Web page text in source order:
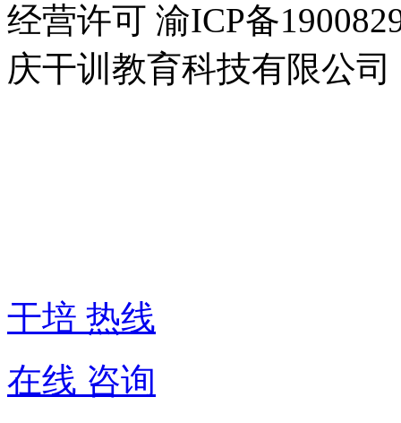
经营许可 渝ICP备
庆干训教育科技有限公司
干培 热线
在线 咨询